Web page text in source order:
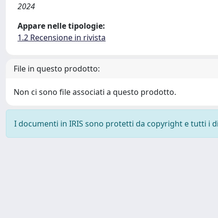
2024
Appare nelle tipologie:
1.2 Recensione in rivista
File in questo prodotto:
Non ci sono file associati a questo prodotto.
I documenti in IRIS sono protetti da copyright e tutti i